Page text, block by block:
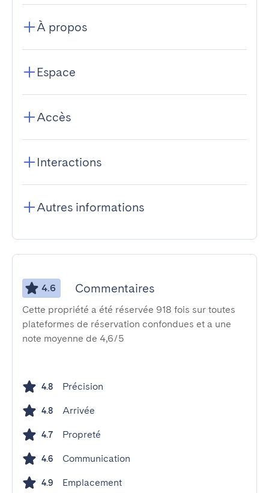
À propos
Espace
Accès
Interactions
Autres informations
4.6 Commentaires
Cette propriété a été réservée 918 fois sur toutes
plateformes de réservation confondues et a une
note moyenne de 4,6/5
4.8 Précision
4.8 Arrivée
4.7 Propreté
4.6 Communication
4.9 Emplacement